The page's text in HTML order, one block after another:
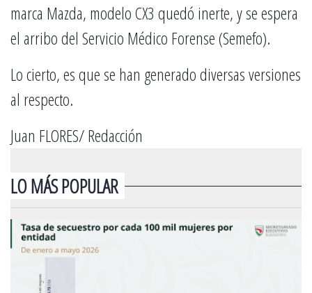
marca Mazda, modelo CX3 quedó inerte, y se espera
el arribo del Servicio Médico Forense (Semefo).
Lo cierto, es que se han generado diversas versiones
al respecto.
Juan FLORES/ Redacción
LO MÁS POPULAR